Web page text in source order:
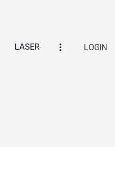
LASER LOGIN